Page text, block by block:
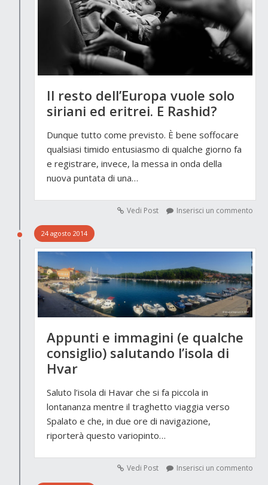
Il resto dell’Europa vuole solo
siriani ed eritrei. E Rashid?
Dunque tutto come previsto. È bene soffocare
qualsiasi timido entusiasmo di qualche giorno fa
e registrare, invece, la messa in onda della
nuova puntata di una…
Vedi Post Inserisci un commento
24 agosto 2014
Appunti e immagini (e qualche
consiglio) salutando l’isola di
Hvar
Saluto l’isola di Havar che si fa piccola in
lontananza mentre il traghetto viaggia verso
Spalato e che, in due ore di navigazione,
riporterà questo variopinto…
Vedi Post Inserisci un commento